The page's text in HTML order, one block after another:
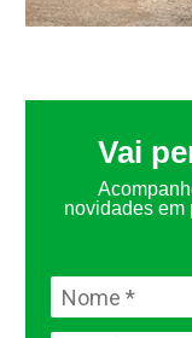
Vai
novidades em